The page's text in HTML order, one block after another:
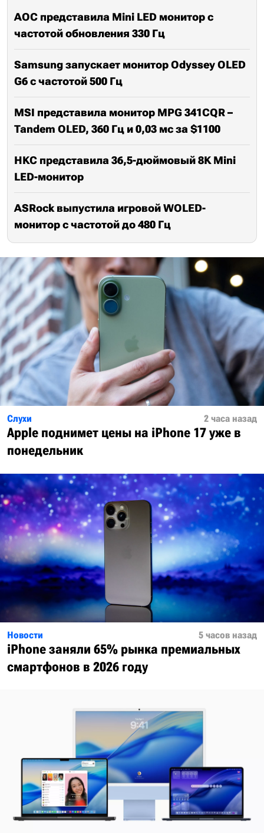
AOC представила Mini LED монитор с
частотой обновления 330 Гц
Samsung запускает монитор Odyssey OLED
G6 с частотой 500 Гц
MSI представила монитор MPG 341CQR –
Tandem OLED, 360 Гц и 0,03 мс за $1100
HKC представила 36,5-дюймовый 8K Mini
LED-монитор
ASRock выпустила игровой WOLED-
монитор с частотой до 480 Гц
Слухи 2 часа назад
Apple поднимет цены на iPhone 17 уже в
понедельник
Новости 5 часов назад
iPhone заняли 65% рынка премиальных
смартфонов в 2026 году